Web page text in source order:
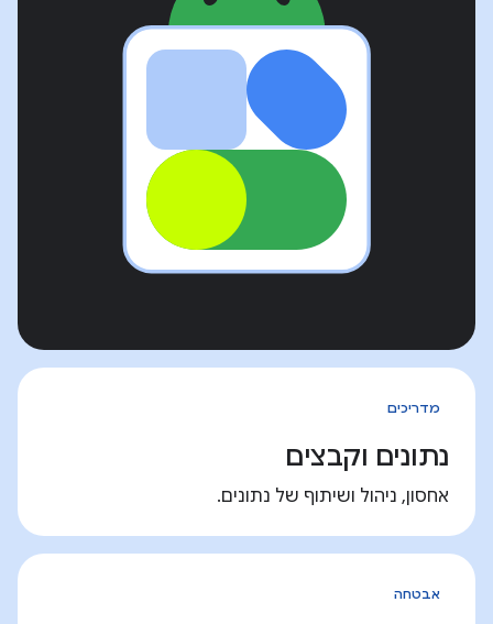
מדריכים
נתונים וקבצים
אחסון, ניהול ושיתוף של נתונים.
אבטחה